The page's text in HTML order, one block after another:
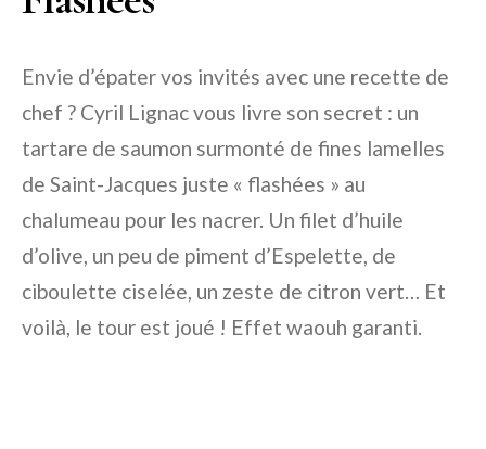
Envie d’épater vos invités avec une recette de
chef ? Cyril Lignac vous livre son secret : un
tartare de saumon surmonté de fines lamelles
de Saint-Jacques juste « flashées » au
chalumeau pour les nacrer. Un filet d’huile
d’olive, un peu de piment d’Espelette, de
ciboulette ciselée, un zeste de citron vert… Et
voilà, le tour est joué ! Effet waouh garanti.